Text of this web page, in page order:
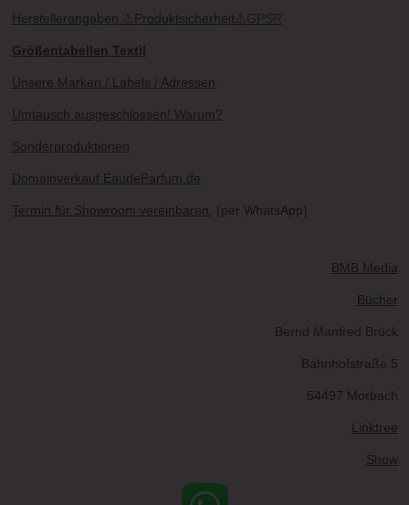
Herstellerangaben ⚠ Produktsicherheit⚠ GPSR
Größentabellen Textil
Unsere Marken / Labels / Adressen
Umtausch ausgeschlossen! Warum?
Sonderproduktionen
Domainverkauf EaudeParfum.de
Termin für Showroom vereinbaren (per WhatsApp)
BMB Media
Bücher
Bernd Manfred Brück
Bahnhofstraße 5
54497 Morbach
Linktree
Show